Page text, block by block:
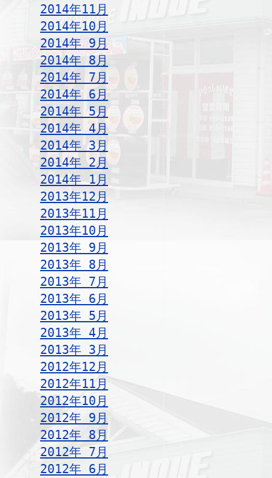
2014年11月
2014年10月
2014年 9月
2014年 8月
2014年 7月
2014年 6月
2014年 5月
2014年 4月
2014年 3月
2014年 2月
2014年 1月
2013年12月
2013年11月
2013年10月
2013年 9月
2013年 8月
2013年 7月
2013年 6月
2013年 5月
2013年 4月
2013年 3月
2012年12月
2012年11月
2012年10月
2012年 9月
2012年 8月
2012年 7月
2012年 6月